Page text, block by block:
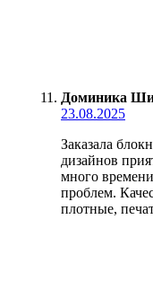
Доминика
23.08.2025
Заказала
дизайнов
много
проблем.
плотные,